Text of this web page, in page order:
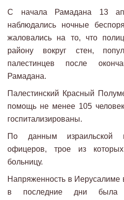
С начала Рамадана 13
наблюдались ночные
жаловались на то, что
району вокруг стен,
палестинцев после
Рамадана.
Палестинский Красный
помощь не менее 105
госпитализированы.
По данным израильской
офицеров, трое из
больницу.
Напряженность в Иерусалиме
в последние дни была